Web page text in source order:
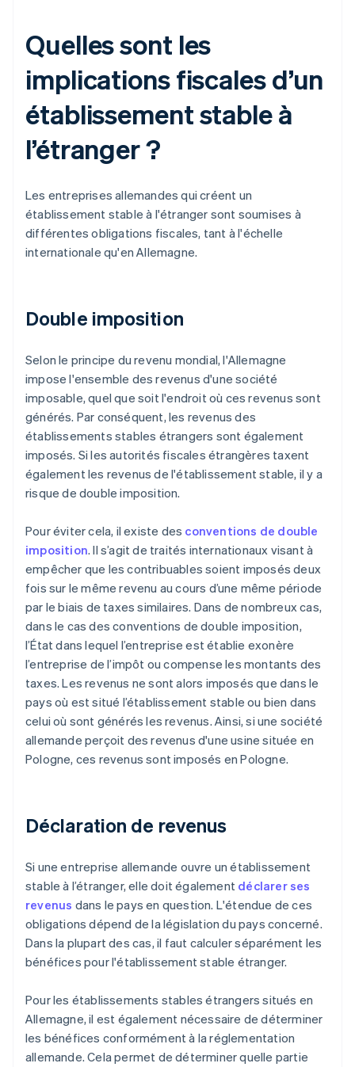
Quelles sont les
implications fiscales d’un
établissement stable à
l’étranger ?
Les entreprises allemandes qui créent un
établissement stable à l'étranger sont soumises à
différentes obligations fiscales, tant à l'échelle
internationale qu'en Allemagne.
Double imposition
Selon le principe du revenu mondial, l'Allemagne
impose l'ensemble des revenus d'une société
imposable, quel que soit l'endroit où ces revenus sont
générés. Par conséquent, les revenus des
établissements stables étrangers sont également
imposés. Si les autorités fiscales étrangères taxent
également les revenus de l'établissement stable, il y a
risque de double imposition.
Pour éviter cela, il existe des conventions de double
imposition. Il s’agit de traités internationaux visant à
empêcher que les contribuables soient imposés deux
fois sur le même revenu au cours d’une même période
par le biais de taxes similaires. Dans de nombreux cas,
dans le cas des conventions de double imposition,
l’État dans lequel l’entreprise est établie exonère
l’entreprise de l’impôt ou compense les montants des
taxes. Les revenus ne sont alors imposés que dans le
pays où est situé l’établissement stable ou bien dans
celui où sont générés les revenus. Ainsi, si une société
allemande perçoit des revenus d'une usine située en
Pologne, ces revenus sont imposés en Pologne.
Déclaration de revenus
Si une entreprise allemande ouvre un établissement
stable à l’étranger, elle doit également déclarer ses
revenus dans le pays en question. L'étendue de ces
obligations dépend de la législation du pays concerné.
Dans la plupart des cas, il faut calculer séparément les
bénéfices pour l'établissement stable étranger.
Pour les établissements stables étrangers situés en
Allemagne, il est également nécessaire de déterminer
les bénéfices conformément à la réglementation
allemande. Cela permet de déterminer quelle partie